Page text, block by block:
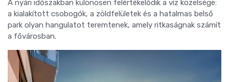
A nyári időszakban különösen felértékelődik a víz közelsége:
a kialakított csobogók, a zöldfelületek és a hatalmas belső
park olyan hangulatot teremtenek, amely ritkaságnak számít
a fővárosban.